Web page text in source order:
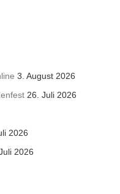
3. August 2026
26. Juli 2026
2026
2026